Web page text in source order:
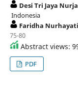
Desi Tri Jaya
Indonesia
Faridha
75-80
Abstract views:
PDF